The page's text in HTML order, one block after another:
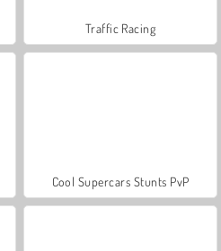
Traffic Racing
Cool Supercars Stunts PvP